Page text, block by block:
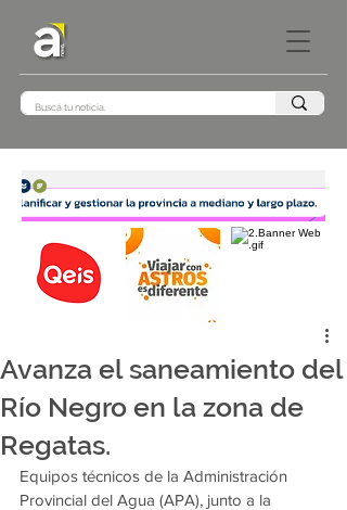
Avanza el saneamiento del
Río Negro en la zona de
Regatas.
Equipos técnicos de la Administración
Provincial del Agua (APA), junto a la